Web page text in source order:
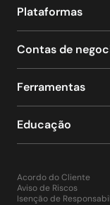
Plataformas
Contas de
Ferramentas
Educação
Acordo do Cliente
Aviso de Riscos
Isenção de